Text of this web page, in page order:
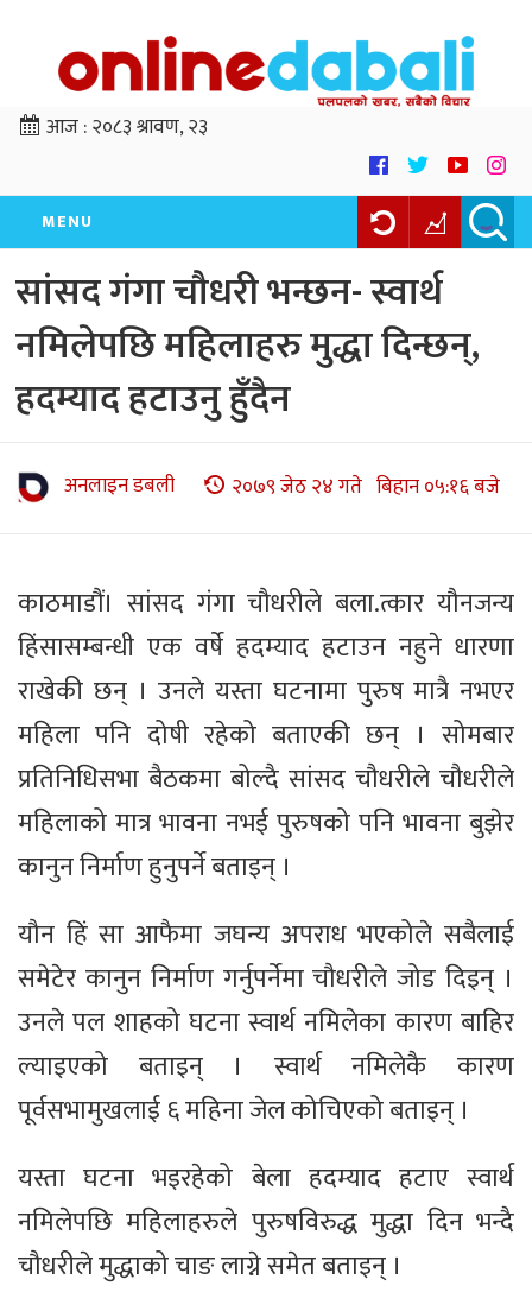
आज :२०८३ श्रावण, २३
MENU
सांसद गंगा चौधरी भन्छन- स्वार्थ
नमिलेपछि महिलाहरु मुद्धा दिन्छ‍न्,
हदम्याद हटाउनु हुँदैन
अनलाइन डबली २०७९ जेठ २४ गते बिहान ०५:१६ बजे
काठमाडौं। सांसद गंगा चौधरीले बला.त्कार यौनजन्य
हिंसासम्बन्धी एक वर्षे हदम्याद हटाउन नहुने धारणा
राखेकी छन् । उनले यस्ता घटनामा पुरुष मात्रै नभएर
महिला पनि दोषी रहेको बताएकी छन् । सोमबार
प्रतिनिधिसभा बैठकमा बोल्दै सांसद चौधरीले चौधरीले
महिलाको मात्र भावना नभई पुरुषको पनि भावना बुझेर
कानुन निर्माण हुनुपर्ने बताइन् ।
यौन हिं सा आफैमा जघन्य अपराध भएकोले सबैलाई
समेटेर कानुन निर्माण गर्नुपर्नेमा चौधरीले जोड दिइन् ।
उनले पल शाहको घटना स्वार्थ नमिलेका कारण बाहिर
ल्याइएको बताइन् । स्वार्थ नमिलेकै कारण
पूर्वसभामुखलाई ६ महिना जेल कोचिएको बताइन् ।
यस्ता घटना भइरहेको बेला हदम्याद हटाए स्वार्थ
नमिलेपछि महिलाहरुले पुरुषविरुद्ध मुद्धा दिन भन्दै
चौधरीले मुद्धाको चाङ लाग्ने समेत बताइन् ।